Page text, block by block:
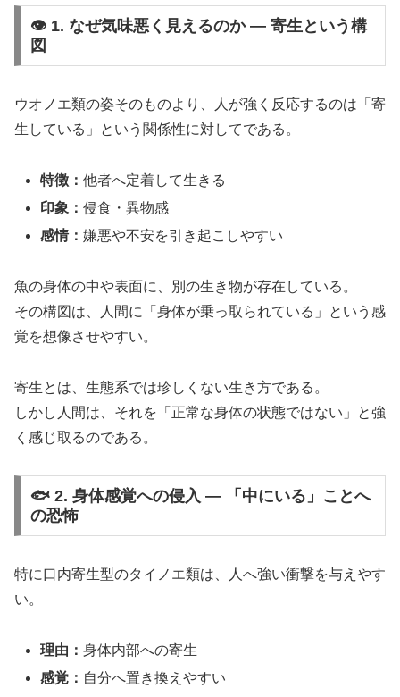
👁️ 1. なぜ気味悪く見えるのか ― 寄生という構
図
ウオノエ類の姿そのものより、人が強く反応するのは「寄
生している」という関係性に対してである。
特徴：他者へ定着して生きる
印象：侵食・異物感
感情：嫌悪や不安を引き起こしやすい
魚の身体の中や表面に、別の生き物が存在している。
その構図は、人間に「身体が乗っ取られている」という感
覚を想像させやすい。
寄生とは、生態系では珍しくない生き方である。
しかし人間は、それを「正常な身体の状態ではない」と強
く感じ取るのである。
🐟 2. 身体感覚への侵入 ― 「中にいる」ことへ
の恐怖
特に口内寄生型のタイノエ類は、人へ強い衝撃を与えやす
い。
理由：身体内部への寄生
感覚： 自分へ置き換えやすい